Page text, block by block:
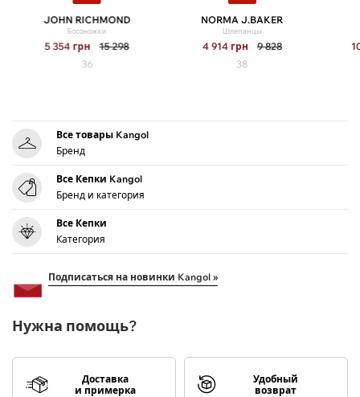
JOHN RICHMOND
Босоножки
5 354 грн
15 298
36
NORMA J.BAKER
Шлепанцы
4 914 грн
9 828
38
Все товары Kangol
Бренд
Все Кепки Kangol
Бренд и категория
Все Кепки
Категория
Подписаться на новинки Kangol »
Нужна помощь?
Доставка
и примерка
Удобный
возврат